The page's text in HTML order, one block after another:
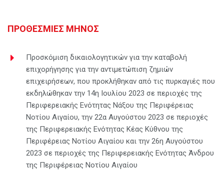
ΠΡΟΘΕΣΜΙΕΣ ΜΗΝΟΣ
Προσκόμιση δικαιολογητικών για την καταβολή
επιχορήγησης για την αντιμετώπιση ζημιών
επιχειρήσεων, που προκλήθηκαν από τις πυρκαγιές που
εκδηλώθηκαν την 14η Ιουλίου 2023 σε περιοχές της
Περιφερειακής Ενότητας Νάξου της Περιφέρειας
Νοτίου Αιγαίου, την 22α Αυγούστου 2023 σε περιοχές
της Περιφερειακής Ενότητας Κέας Κύθνου της
Περιφέρειας Νοτίου Αιγαίου και την 26η Αυγούστου
2023 σε περιοχές της Περιφερειακής Ενότητας Άνδρου
της Περιφέρειας Νοτίου Αιγαίου